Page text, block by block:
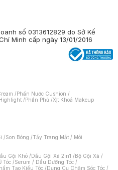
số 0313612829 do Sở Kế
Minh cấp ngày 13/01/2016
/Phấn Nước Cushion /
/Phấn Phủ /Xịt Khoá Makeup
/Son Bóng /Tẩy Trang Mắt / Môi
Gội Khô /Dầu Gội Xả 2in1 /Bộ Gội Xả /
Tóc /Serum / Dầu Dưỡng Tóc /
Tạo Kiểu Tóc /Dụng Cụ Chăm Sóc Tóc /